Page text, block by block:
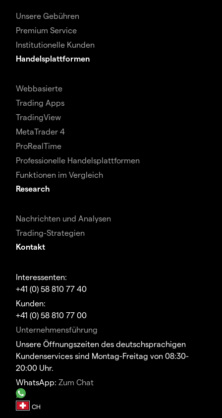
Unsere Gebühren
Premium Service
Institutionelle Kunden
Handelsplattformen
Webbasierte
Trading Apps
TradingView
MetaTrader 4
ProRealTime
Professionelle Handelsplattformen
Funktionen im Vergleich
Research
Nachrichten und Analysen
Trading-Strategien
Kontakt
Interessenten:
+41 (0) 58 810 77 40
Kunden:
+41 (0) 58 810 77 00
Unternehmensführung
Unsere Öffnungszeiten des deutschsprachigen
Kundenservices sind Montag-Freitag von 08:30-
20:00 Uhr.
WhatsApp: Zum Chat